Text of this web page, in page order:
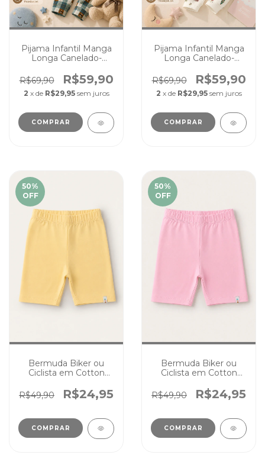
Pijama Infantil Manga
Longa Canelado-
Conforto e Maciez
R$69,90 R$59,90
2 x de R$29,95 sem juros
COMPRAR
Pijama Infantil Manga
Longa Canelado-
Conforto e Maciez
R$69,90 R$59,90
2 x de R$29,95 sem juros
COMPRAR
50%
OFF
Bermuda Biker ou
Ciclista em Cotton
R$49,90
R$24,95
COMPRAR
50%
OFF
Bermuda Biker ou
Ciclista em Cotton
R$49,90
R$24,95
COMPRAR